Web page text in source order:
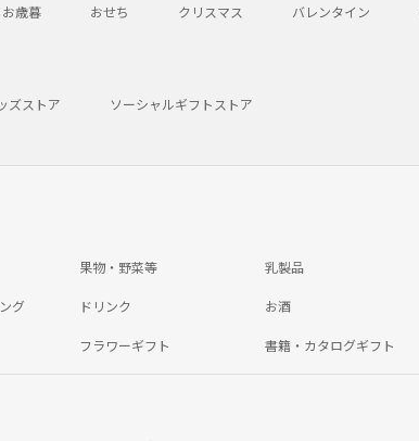
お歳暮 おせち クリスマス バレンタイン
ズストア ソーシャルギフトストア
果物・野菜等 乳製品
グ ドリンク お酒
フラワーギフト 書籍・カタログギフト